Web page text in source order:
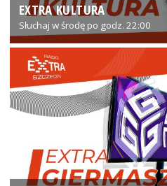
EXTRA KULTURA
Słuchaj w środę po godz. 22:00